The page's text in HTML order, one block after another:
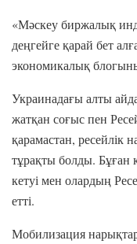
«Мәскеу биржалық
деңгейге қарай бет
экономикалық
Украинадағы алты
жатқан соғыс пен
қарамастан, ресейлік
тұрақты болды. Бұған
кетуі мен олардың
етті.
Мобилизация